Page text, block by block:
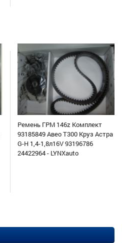
Ремень ГРМ 146z Комплект
93185849 Авео Т300 Круз Астра
G-H 1,4-1,8л16V 93196786
24422964 - LYNXauto